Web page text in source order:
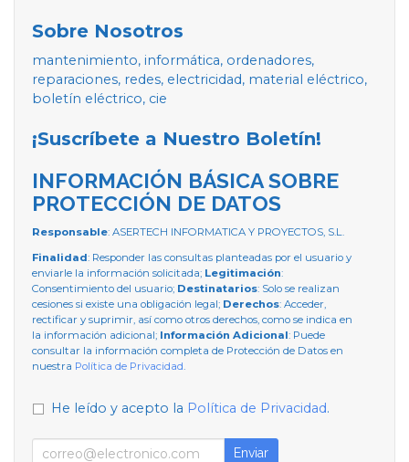
Sobre Nosotros
mantenimiento, informática, ordenadores,
reparaciones, redes, electricidad, material eléctrico,
boletín eléctrico, cie
¡Suscríbete a Nuestro Boletín!
INFORMACIÓN BÁSICA SOBRE
PROTECCIÓN DE DATOS
Responsable: ASERTECH INFORMATICA Y PROYECTOS, S.L.
Finalidad: Responder las consultas planteadas por el usuario y
enviarle la información solicitada; Legitimación:
Consentimiento del usuario; Destinatarios: Solo se realizan
cesiones si existe una obligación legal; Derechos: Acceder,
rectificar y suprimir, así como otros derechos, como se indica en
la información adicional; Información Adicional: Puede
consultar la información completa de Protección de Datos en
nuestra Política de Privacidad.
He leído y acepto la Política de Privacidad.
Enviar